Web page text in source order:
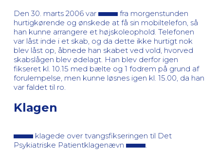
Den 30. marts 2006 var
fra morgenstunden
hurtigkørende og ønskede at få sin mobiltelefon, så
han kunne arrangere et højskoleophold. Telefonen
var låst inde i et skab, og da dette ikke hurtigt nok
blev låst op, åbnede han skabet ved vold, hvorved
skabslågen blev ødelagt. Han blev derfor igen
fikseret kl. 10.15 med bælte og 1 fodrem på grund af
forulempelse, men kunne løsnes igen kl. 15.00, da han
var faldet til ro.
Klagen
klagede over tvangsfikseringen til Det
Psykiatriske Patientklagenævn